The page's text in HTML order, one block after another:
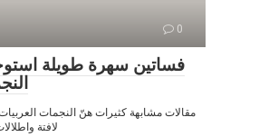
0
فساتين سهرة طويلة
مقالات مشابهة كثيرات هنّ النجمات العربيات
لافتة